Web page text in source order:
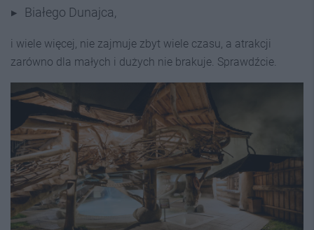
Białego Dunajca,
i wiele więcej, nie zajmuje zbyt wiele czasu, a atrakcji
zarówno dla małych i dużych nie brakuje. Sprawdźcie.